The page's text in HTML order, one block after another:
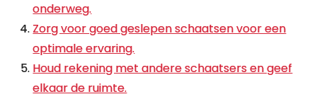
onderweg.
Zorg voor goed geslepen schaatsen voor een
optimale ervaring.
Houd rekening met andere schaatsers en geef
elkaar de ruimte.